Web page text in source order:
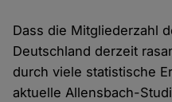
Dass die Mitgliederzahl
Deutschland derzeit
durch viele statistische
aktuelle Allensbach-